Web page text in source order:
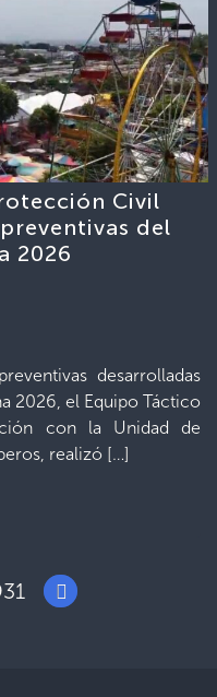
Civil
del
2026
desarrolladas
2026, el Equipo Táctico
con la Unidad de
realizó […]